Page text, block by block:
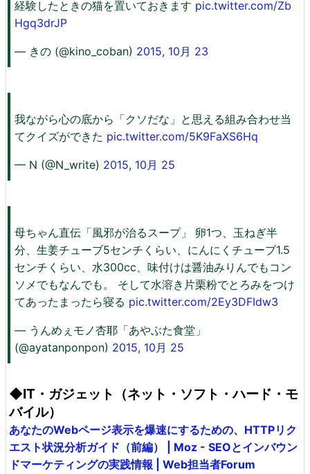
経験したときの猫を置いておきます pic.twitter.com/Zb
Hgq3drJP
— きの (@kino_coban) 2015, 10月 23
我ながら心の底から「クソだな」と思える組み合わせ当
てクイズができた pic.twitter.com/5K9FaXS6Hq
— N (@N_write) 2015, 10月 25
母ちゃん直伝「風邪が治るスープ」 卵1つ、玉ねぎ半
分、生姜チューブ5センチくらい、にんにくチューブ1.5
センチくらい、水300cc、味付けは醤油みりんでもコン
ソメでもなんでも。 そして水溶き片栗粉でとろみをつけ
てあったまったら寝る pic.twitter.com/2Ey3DFIdw3
— うんめぇモノ杏耶「あやぶた食堂」
(@ayatanponpon) 2015, 10月 25
◆IT・ガジェット（ネット・ソフト・ハード・モ
バイル）
あなたのWebページ表示を爆速にするための、HTTPリク
エスト状況分析ガイド（前編） | Moz - SEOとインバウン
ドマーケティングの実践情報 | Web担当者Forum